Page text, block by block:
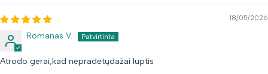
18/05/2026
Romanas V.
Atrodo gerai,kad nepradėtųdažai luptis